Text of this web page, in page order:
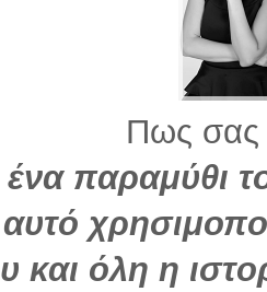
Πως σας
παραμύθι
αυτό
και όλη η